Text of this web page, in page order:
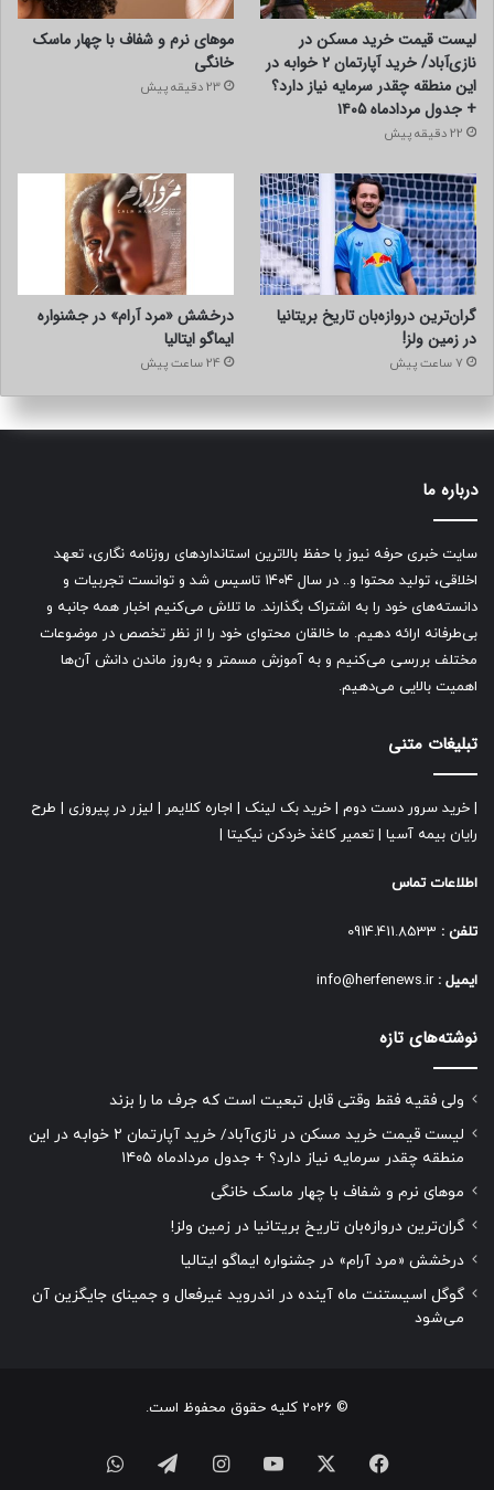
لیست قیمت خرید مسکن در
نازی‌آباد/ خرید آپارتمان ۲ خوابه در
این منطقه چقدر سرمایه نیاز دارد؟
+ جدول مردادماه ۱۴۰۵
22 دقیقه پیش
موهای نرم و شفاف با چهار ماسک
خانگی
23 دقیقه پیش
گران‌ترین دروازه‌بان تاریخ بریتانیا
در زمین ولز!
7 ساعت پیش
درخشش «مرد آرام» در جشنواره
ایماگو ایتالیا
24 ساعت پیش
درباره ما
سایت خبری حرفه نیوز با حفظ بالاترین استانداردهای روزنامه نگاری، تعهد
اخلاقی، تولید محتوا و.. در سال ۱۴۰۴ تاسیس شد و توانست تجربیات و
دانسته‌های خود را به اشتراک بگذارند. ما تلاش می‌کنیم اخبار همه جانبه و
بی‌طرفانه ارائه دهیم. ما خالقان محتوای خود را از نظر تخصص در موضوعات
مختلف بررسی می‌کنیم و به آموزش مسمتر و به‌روز ماندن دانش آن‌ها
اهمیت بالایی می‌دهیم.
تبلیغات متنی
خرید سرور دست دوم خرید بک لینک اجاره کلایمر لیزر در پیروزی
طرح
رایان بیمه آسیا
تعمیر کاغذ خردکن نیکیتا
اطلاعات تماس
تلفن :
ایمیل : info@herfenews.ir
نوشته‌های تازه
ولی فقیه فقط وقتی قابل تبعیت است که جرف ما را بزند
لیست قیمت خرید مسکن در نازی‌آباد/ خرید آپارتمان ۲ خوابه در این
منطقه چقدر سرمایه نیاز دارد؟ + جدول مردادماه ۱۴۰۵
موهای نرم و شفاف با چهار ماسک خانگی
گران‌ترین دروازه‌بان تاریخ بریتانیا در زمین ولز!
درخشش «مرد آرام» در جشنواره ایماگو ایتالیا
گوگل اسیستنت ماه آینده در اندروید غیرفعال و جمینای جایگزین آن
می‌شود
© 2026 کلیه حقوق محفوظ است.
فیسبوک ایکس یوتیوب اینستاگرامتلگرام